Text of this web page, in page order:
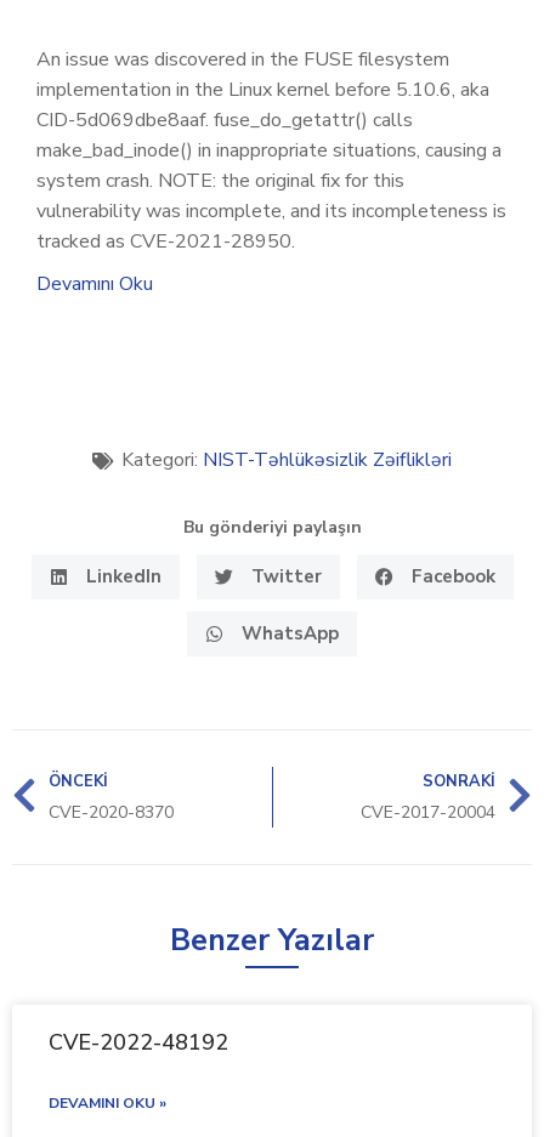
An issue was discovered in the FUSE filesystem
implementation in the Linux kernel before 5.10.6, aka
CID-5d069dbe8aaf. fuse_do_getattr() calls
make_bad_inode() in inappropriate situations, causing a
system crash. NOTE: the original fix for this
vulnerability was incomplete, and its incompleteness is
tracked as CVE-2021-28950.
Devamını Oku
Kategori: NIST-Təhlükəsizlik Zəiflikləri
Bu gönderiyi paylaşın
LinkedIn Twitter Facebook
WhatsApp
ÖNCEKI
CVE-2020-8370
SONRAKI
CVE-2017-20004
Benzer Yazılar
CVE-2022-48192
DEVAMINI OKU »